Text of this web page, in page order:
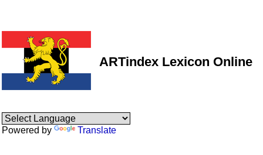
ARTindex Lexicon Online
Powered by Translate